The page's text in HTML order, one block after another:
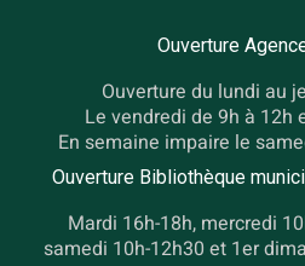
Ouverture
Ouverture du lundi au
Le vendredi de 9h à 12h
En semaine impaire le
Ouverture Bibliothèque
Mardi 16h-18h, mercredi
samedi 10h-12h30 et 1er